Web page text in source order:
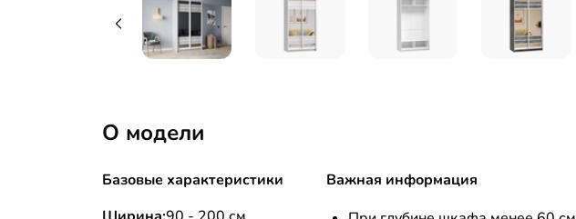
О модели
Базовые характеристики
Важная информация